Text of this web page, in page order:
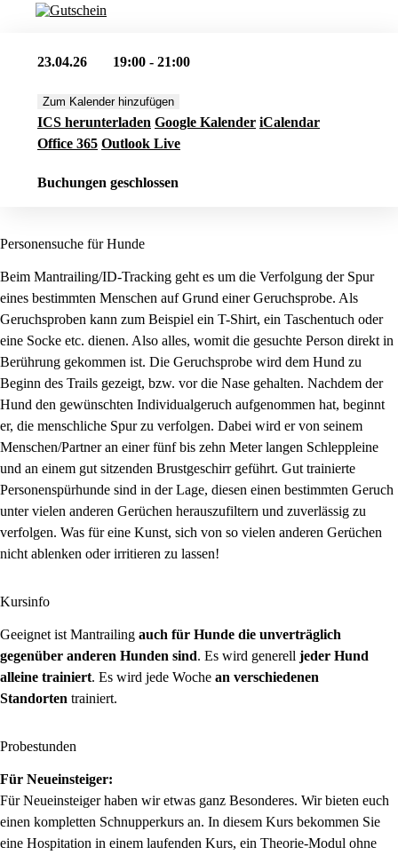
23.04.26 19:00 - 21:00
Zum Kalender hinzufügen
ICS herunterladen Google Kalender iCalendar
Office 365 Outlook Live
Buchungen geschlossen
Personensuche für Hunde
Beim Mantrailing/ID-Tracking geht es um die Verfolgung der Spur
eines bestimmten Menschen auf Grund einer Geruchsprobe. Als
Geruchsproben kann zum Beispiel ein T-Shirt, ein Taschentuch oder
eine Socke etc. dienen. Also alles, womit die gesuchte Person direkt in
Berührung gekommen ist. Die Geruchsprobe wird dem Hund zu
Beginn des Trails gezeigt, bzw. vor die Nase gehalten. Nachdem der
Hund den gewünschten Individualgeruch aufgenommen hat, beginnt
er, die menschliche Spur zu verfolgen. Dabei wird er von seinem
Menschen/Partner an einer fünf bis zehn Meter langen Schleppleine
und an einem gut sitzenden Brustgeschirr geführt. Gut trainierte
Personenspürhunde sind in der Lage, diesen einen bestimmten Geruch
unter vielen anderen Gerüchen herauszufiltern und zuverlässig zu
verfolgen. Was für eine Kunst, sich von so vielen anderen Gerüchen
nicht ablenken oder irritieren zu lassen!
Kursinfo
Geeignet ist Mantrailing auch für Hunde die unverträglich
gegenüber anderen Hunden sind. Es wird generell jeder Hund
alleine trainiert. Es wird jede Woche an verschiedenen
Standorten trainiert.
Probestunden
Für Neueinsteiger:
Für Neueinsteiger haben wir etwas ganz Besonderes. Wir bieten euch
einen kompletten Schnupperkurs an. In diesem Kurs bekommen Sie
eine Hospitation in einem laufenden Kurs, ein Theorie-Modul ohne